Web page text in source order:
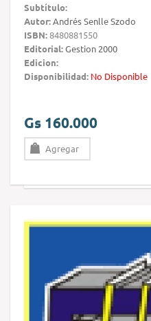
Subtítulo:
Autor:Andrés Senlle Szodo
ISBN:8480881550
Editorial:Gestion 2000
Edicion:
Disponibilidad: No Disponible
Gs 160.000
Agregar